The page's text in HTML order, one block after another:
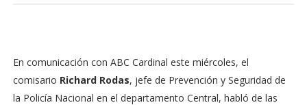
En comunicación con ABC Cardinal este miércoles, el
comisario Richard Rodas, jefe de Prevención y Seguridad de
la Policía Nacional en el departamento Central, habló de las